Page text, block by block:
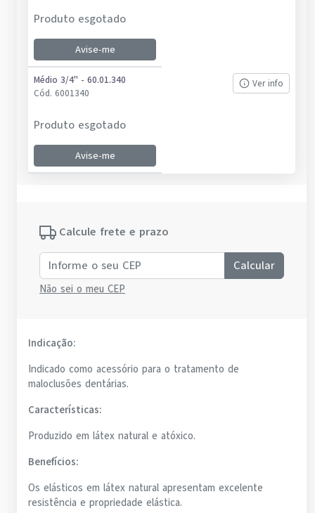
Produto esgotado
Avise-me
Médio 3/4'' - 60.01.340
Cód. 6001340
Ver info
Produto esgotado
Avise-me
Calcule frete e prazo
Calcular
Não sei o meu CEP
Indicação:
Indicado como acessório para o tratamento de
maloclusões dentárias.
Características:
Produzido em látex natural e atóxico.
Benefícios:
Os elásticos em látex natural apresentam excelente
resistência e propriedade elástica.